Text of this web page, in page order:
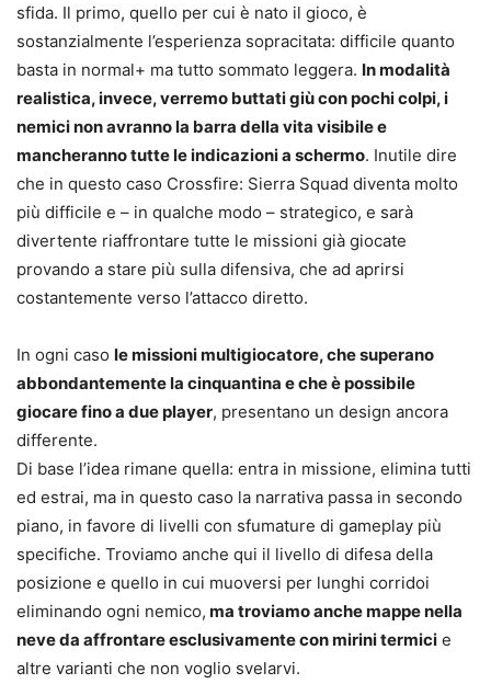
sfida. Il primo, quello per cui è nato il gioco, è
sostanzialmente l’esperienza sopracitata: difficile quanto
basta in normal+ ma tutto sommato leggera. In modalità
realistica, invece, verremo buttati giù con pochi colpi, i
nemici non avranno la barra della vita visibile e
mancheranno tutte le indicazioni a schermo. Inutile dire
che in questo caso Crossfire: Sierra Squad diventa molto
più difficile e – in qualche modo – strategico, e sarà
divertente riaffrontare tutte le missioni già giocate
provando a stare più sulla difensiva, che ad aprirsi
costantemente verso l’attacco diretto.
In ogni caso le missioni multigiocatore, che superano
abbondantemente la cinquantina e che è possibile
giocare fino a due player, presentano un design ancora
differente.
Di base l’idea rimane quella: entra in missione, elimina tutti
ed estrai, ma in questo caso la narrativa passa in secondo
piano, in favore di livelli con sfumature di gameplay più
specifiche. Troviamo anche qui il livello di difesa della
posizione e quello in cui muoversi per lunghi corridoi
eliminando ogni nemico, ma troviamo anche mappe nella
neve da affrontare esclusivamente con mirini termici e
altre varianti che non voglio svelarvi.